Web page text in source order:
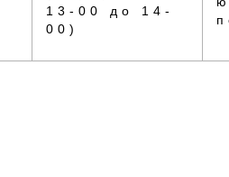
13-00 до 14-
00)